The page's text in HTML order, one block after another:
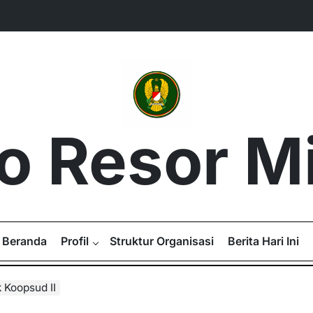
Resor
Beranda Profil Struktur Organisasi Berita Hari Ini
II